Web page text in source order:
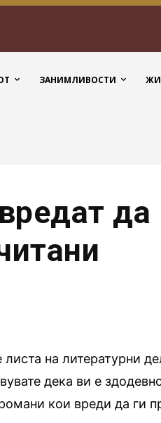
ЗАНИМЛИВОСТИ
да
на литературни
дека ви е
кои вреди да ги